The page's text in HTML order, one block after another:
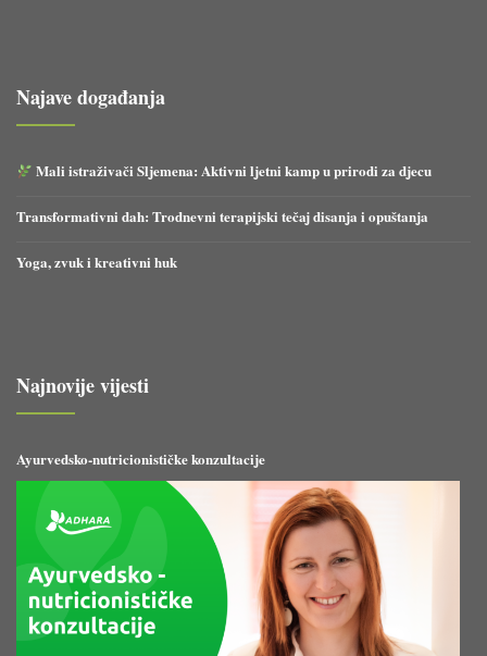
Najave događanja
Mali istraživači Sljemena: Aktivni ljetni kamp u prirodi za djecu
Transformativni dah: Trodnevni terapijski tečaj disanja i opuštanja
Yoga, zvuk i kreativni huk
Najnovije vijesti
Ayurvedsko-nutricionističke konzultacije